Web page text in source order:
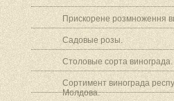
Прискорене розмноження
Садовые розы.
Столовые сорта винограда.
Сортимент винограда
Молдова.